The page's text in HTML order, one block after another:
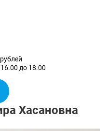
до 18.00
Хасановна